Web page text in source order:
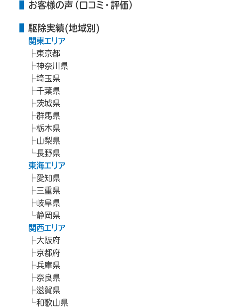
お客様の声（口コミ・評価）
駆除実績(地域別)
関東エリア
東京都
神奈川県
埼玉県
千葉県
茨城県
群馬県
栃木県
山梨県
長野県
東海エリア
愛知県
三重県
岐阜県
静岡県
関西エリア
大阪府
京都府
兵庫県
奈良県
滋賀県
和歌山県